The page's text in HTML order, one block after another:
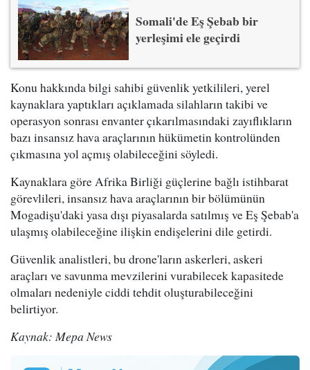
Somali'de Eş Şebab bir
yerleşimi ele geçirdi
Konu hakkında bilgi sahibi güvenlik yetkilileri, yerel
kaynaklara yaptıkları açıklamada silahların takibi ve
operasyon sonrası envanter çıkarılmasındaki zayıflıkların
bazı insansız hava araçlarının hükümetin kontrolünden
çıkmasına yol açmış olabileceğini söyledi.
Kaynaklara göre Afrika Birliği güçlerine bağlı istihbarat
görevlileri, insansız hava araçlarının bir bölümünün
Mogadişu'daki yasa dışı piyasalarda satılmış ve Eş Şebab'a
ulaşmış olabileceğine ilişkin endişelerini dile getirdi.
Güvenlik analistleri, bu drone'ların askerleri, askeri
araçları ve savunma mevzilerini vurabilecek kapasitede
olmaları nedeniyle ciddi tehdit oluşturabileceğini
belirtiyor.
Kaynak: Mepa News